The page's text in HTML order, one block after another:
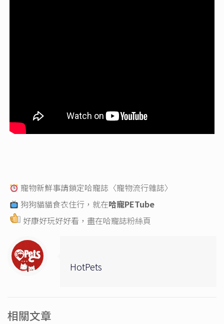
寵物新鮮事請鎖定哈寵誌〈寵物流行雜誌〉
狗狗貓貓食衣住行，就在哈寵PETube
好康好玩好好看，盡在哈寵誌粉絲頁
HotPets
相關文章